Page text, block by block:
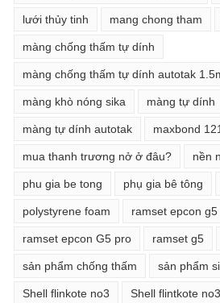
lưới thủy tinh mang chong tham
màng chống thấm tự dính
màng chống thấm tự dính autotak
màng khò nóng sika màng tự dính
màng tự dính autotak maxbond
mua thanh trương nở ở đâu? nền
phu gia be tong phụ gia bê tông
polystyrene foam ramset epcon g5
ramset epcon G5 pro ramset g5
sản phẩm chống thấm sản phẩm
Shell flinkote no3 Shell flintkote no3